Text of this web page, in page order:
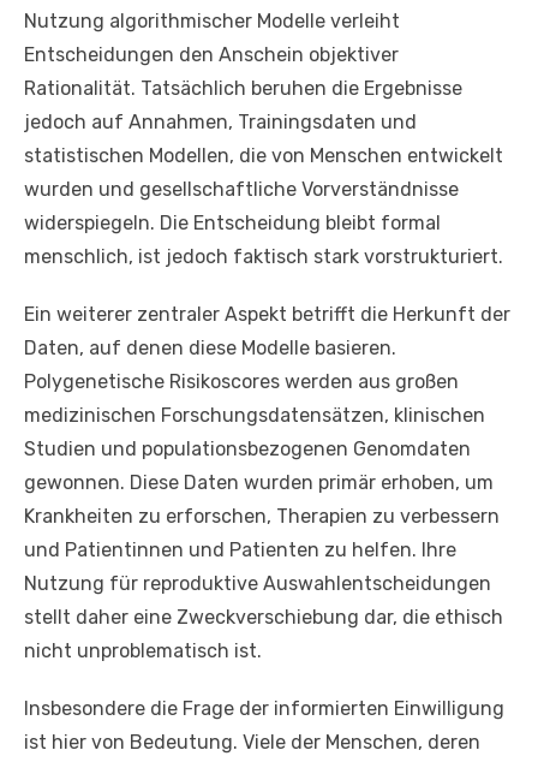
Nutzung algorithmischer Modelle verleiht
Entscheidungen den Anschein objektiver
Rationalität. Tatsächlich beruhen die Ergebnisse
jedoch auf Annahmen, Trainingsdaten und
statistischen Modellen, die von Menschen entwickelt
wurden und gesellschaftliche Vorverständnisse
widerspiegeln. Die Entscheidung bleibt formal
menschlich, ist jedoch faktisch stark vorstrukturiert.
Ein weiterer zentraler Aspekt betrifft die Herkunft der
Daten, auf denen diese Modelle basieren.
Polygenetische Risikoscores werden aus großen
medizinischen Forschungsdatensätzen, klinischen
Studien und populationsbezogenen Genomdaten
gewonnen. Diese Daten wurden primär erhoben, um
Krankheiten zu erforschen, Therapien zu verbessern
und Patientinnen und Patienten zu helfen. Ihre
Nutzung für reproduktive Auswahlentscheidungen
stellt daher eine Zweckverschiebung dar, die ethisch
nicht unproblematisch ist.
Insbesondere die Frage der informierten Einwilligung
ist hier von Bedeutung. Viele der Menschen, deren